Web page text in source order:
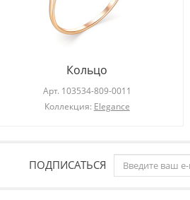
Кольцо
Арт. 103534-809-0011
Коллекция: Elegance
ПОДПИСАТЬСЯ